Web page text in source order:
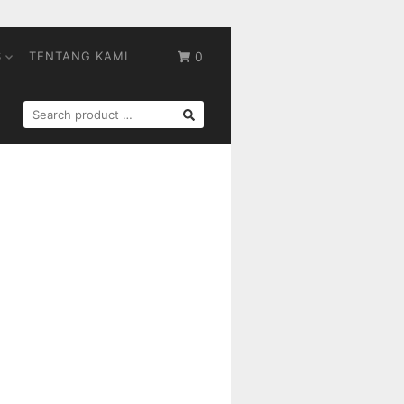
0
TENTANG KAMI
SEARCH
FOR: